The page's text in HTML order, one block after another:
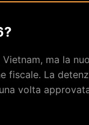
ma la
fiscale. La
volta